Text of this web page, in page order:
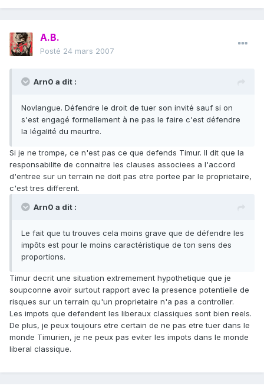
A.B.
Posté 24 mars 2007
Arn0 a dit :
Novlangue. Défendre le droit de tuer son invité sauf si on
s'est engagé formellement à ne pas le faire c'est défendre
la légalité du meurtre.
Si je ne trompe, ce n'est pas ce que defends Timur. Il dit que la
responsabilite de connaitre les clauses associees a l'accord
d'entree sur un terrain ne doit pas etre portee par le proprietaire,
c'est tres different.
Arn0 a dit :
Le fait que tu trouves cela moins grave que de défendre les
impôts est pour le moins caractéristique de ton sens des
proportions.
Timur decrit une situation extremement hypothetique que je
soupconne avoir surtout rapport avec la presence potentielle de
risques sur un terrain qu'un proprietaire n'a pas a controller.
Les impots que defendent les liberaux classiques sont bien reels.
De plus, je peux toujours etre certain de ne pas etre tuer dans le
monde Timurien, je ne peux pas eviter les impots dans le monde
liberal classique.